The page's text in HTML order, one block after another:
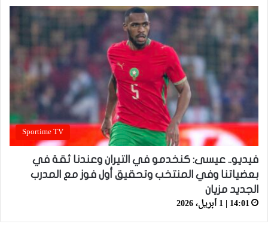
Sportime TV
فيديو.. عيسى: كنخدمو في التيران وعندنا ثقة في
بعضياتنا وفي المنتخب وتحقيق أول فوز مع المدرب
الجديد مزيان
14:01 | 1 أبريل، 2026